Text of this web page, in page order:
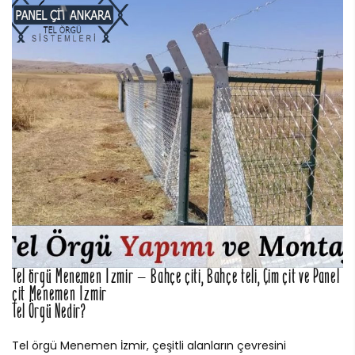
Tel örgü Menemen İzmir – Bahçe çiti, Bahçe teli, Çim çit ve Panel
çit Menemen İzmir
Tel Örgü Nedir?
Tel örgü Menemen İzmir, çeşitli alanların çevresini